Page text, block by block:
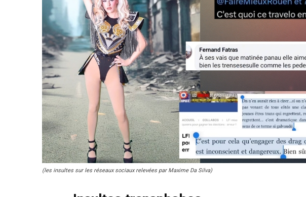
(les insultes sur les réseaux sociaux relevées par Maxime Da Silva)